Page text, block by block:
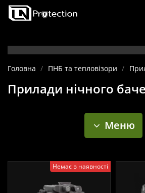
Головна / ПНБ та тепловізори /
Прилади нічного
Меню
Немає в наявності